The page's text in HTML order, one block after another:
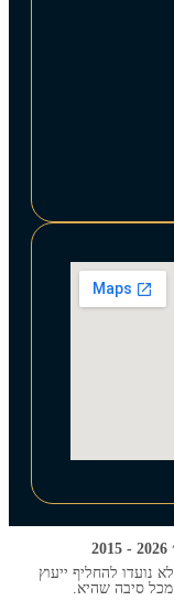
להחליף ייעוץ
סיבה שהיא.